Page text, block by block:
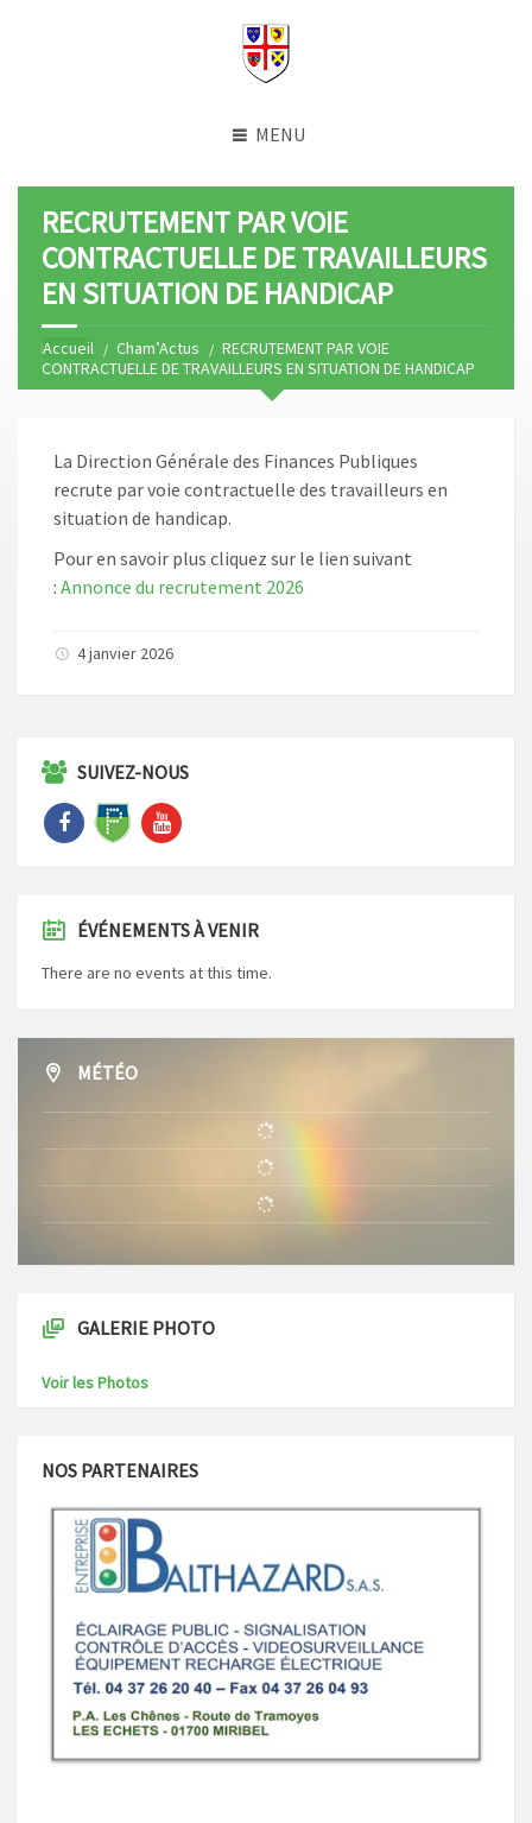
MENU
RECRUTEMENT PAR VOIE
CONTRACTUELLE DE TRAVAILLEURS
EN SITUATION DE HANDICAP
Home Cham’Actus
RECRUTEMENT PAR VOIE
CONTRACTUELLE DE TRAVAILLEURS EN SITUATION DE HANDICAP
La Direction Générale des Finances Publiques
recrute par voie contractuelle des travailleurs en
situation de handicap.
Pour en savoir plus cliquez sur le lien suivant
: Annonce du recrutement 2026
4 janvier 2026
SUIVEZ-NOUS
ÉVÉNEMENTS À VENIR
There are no events at this time.
MÉTÉO
GALERIE PHOTO
Voir les Photos
NOS PARTENAIRES